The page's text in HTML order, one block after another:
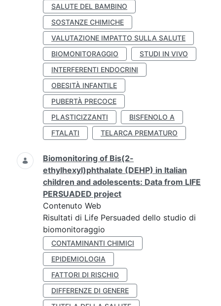
SALUTE DEL BAMBINO
SOSTANZE CHIMICHE
VALUTAZIONE IMPATTO SULLA SALUTE
BIOMONITORAGGIO
STUDI IN VIVO
INTERFERENTI ENDOCRINI
OBESITÀ INFANTILE
PUBERTÀ PRECOCE
PLASTICIZZANTI
BISFENOLO A
FTALATI
TELARCA PREMATURO
Biomonitoring of Bis(2-
ethylhexyl)phthalate (DEHP) in Italian
children and adolescents: Data from LIFE
PERSUADED project
Contenuto Web
Risultati di Life Persuaded dello studio di
biomonitoraggio
CONTAMINANTI CHIMICI
EPIDEMIOLOGIA
FATTORI DI RISCHIO
DIFFERENZE DI GENERE